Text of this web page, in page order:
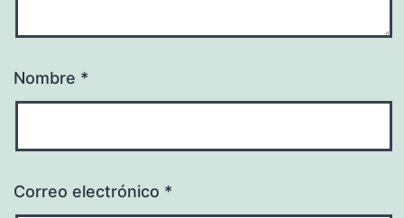
Nombre *
Correo electrónico *